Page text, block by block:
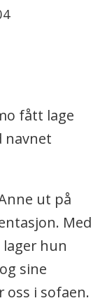
fått lage
navnet
ut på
Med
hun
sine
i sofaen.